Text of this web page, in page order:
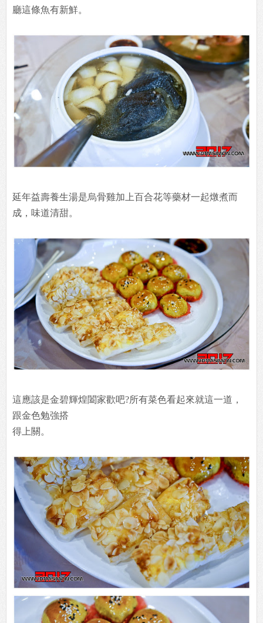
廳這條魚有新鮮。
延年益壽養生湯是烏骨雞加上百合花等藥材一起燉煮而
成，味道清甜。
這應該是金碧輝煌闔家歡吧?所有菜色看起來就這一道，
跟金色勉強搭
得上關。